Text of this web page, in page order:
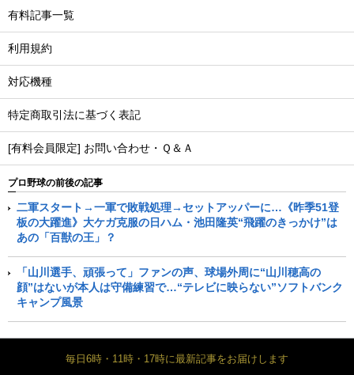
有料記事一覧
利用規約
対応機種
特定商取引法に基づく表記
[有料会員限定] お問い合わせ・Ｑ＆Ａ
プロ野球の前後の記事
二軍スタート→一軍で敗戦処理→セットアッパーに…《昨季51登
板の大躍進》大ケガ克服の日ハム・池田隆英“飛躍のきっかけ”は
あの「百獣の王」？
「山川選手、頑張って」ファンの声、球場外周に“山川穂高の
顔”はないが本人は守備練習で…“テレビに映らない”ソフトバンク
キャンプ風景
毎日6時・11時・17時に最新記事をお届けします